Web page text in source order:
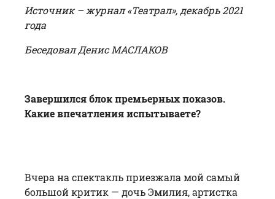
Источник – журнал «Театрал», декабрь 2021
года
Беседовал Денис МАСЛАКОВ
Завершился блок премьерных показов.
Какие впечатления испытываете?
Вчера на спектакль приезжала мой самый
большой критик — дочь Эмилия, артистка